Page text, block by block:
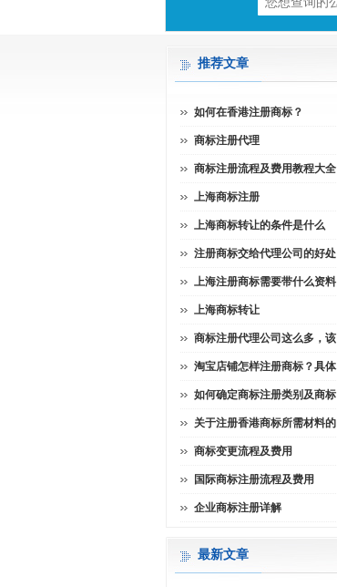
推荐文章
如何在香港注册商标？
商标注册代理
商标注册流程及费用教程大全
上海商标注册
上海商标转让的条件是什么
注册商标交给代理公司的好处
上海注册商标需要带什么资料
上海商标转让
商标注册代理公司这么多，该
淘宝店铺怎样注册商标？具体
如何确定商标注册类别及商标
关于注册香港商标所需材料的
商标变更流程及费用
国际商标注册流程及费用
企业商标注册详解
最新文章